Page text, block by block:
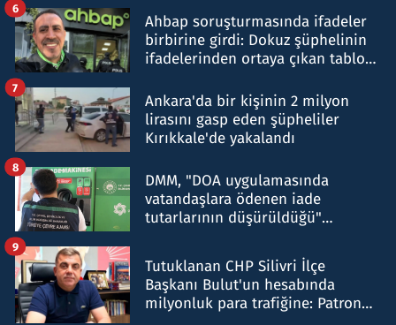
Ahbap soruşturmasında ifadeler
birbirine girdi: Dokuz şüphelinin
ifadelerinden ortaya çıkan tablo
6
Ankara'da bir kişinin 2 milyon
lirasını gasp eden şüpheliler
Kırıkkale'de yakalandı
7
DMM, "DOA uygulamasında
vatandaşlara ödenen iade
tutarlarının düşürüldüğü"
8
Tutuklanan CHP Silivri İlçe
Başkanı Bulut'un hesabında
milyonluk para trafiğine: Patron
9